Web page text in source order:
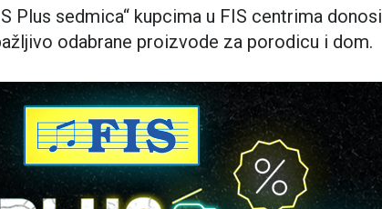
Plus sedmica“ kupcima u FIS centrima donosi
odabrane proizvode za porodicu i dom.